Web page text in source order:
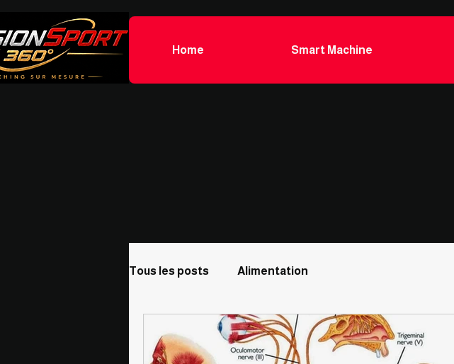
Home Smart Machine
Tous les posts Alimentation